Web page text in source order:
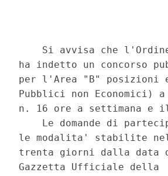
Si avvisa che
ha indetto un concorso
per l'Area "B" posizioni
Pubblici non Economici)
n. 16 ore a settimana e
Le domande di
le modalita' stabilite
trenta giorni dalla data
Gazzetta Ufficiale della